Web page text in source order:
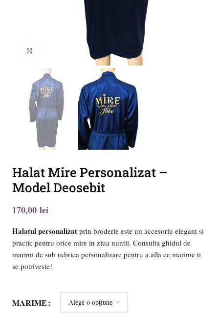
Halat Mire Personalizat –
Model Deosebit
lei
Halatul personalizat prin broderie este un accesoriu elegant si
practic pentru orice mire in ziua nuntii. Consulta ghidul de
marimi de sub rubrica personalizare pentru a afla ce marime ti
se potriveste!
MARIME